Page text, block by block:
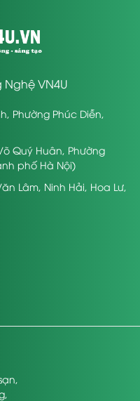
Nghệ VN4U
Phường Phúc Diễn,
Quý Huân, Phường
phố Hà Nội)
Lâm, Ninh Hải, Hoa Lư,
,
,